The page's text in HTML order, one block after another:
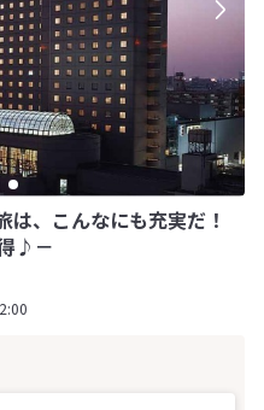
、こんなにも充実だ！
♪－